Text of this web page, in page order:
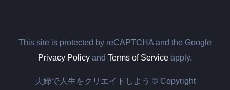
This site is protected by reCAPTCHA and the Google
Privacy Policy and Terms of Service apply.
夫婦で人生をクリエイトしよう © Copyright